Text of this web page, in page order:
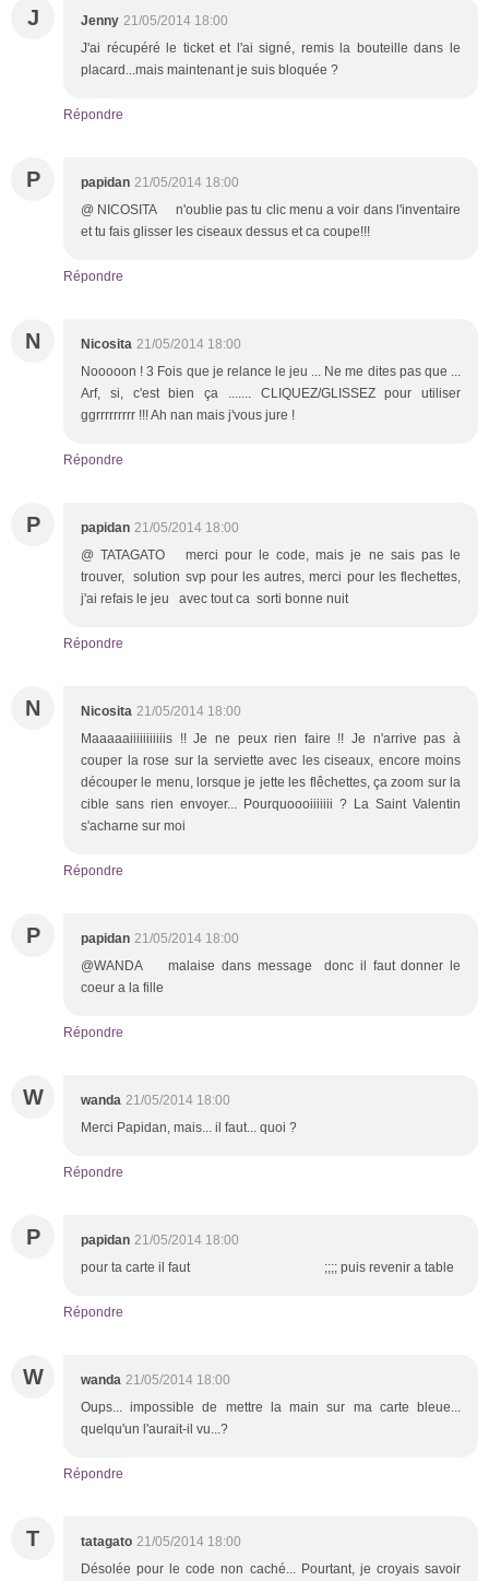
J Jenny 21/05/2014 18:00
J'ai récupéré le ticket et l'ai signé, remis la bouteille dans le
placard...mais maintenant je suis bloquée ?
Répondre
P papidan 21/05/2014 18:00
@ NICOSITA n'oublie pas tu clic menu a voir dans l'inventaire
et tu fais glisser les ciseaux dessus et ca coupe!!!
Répondre
N Nicosita 21/05/2014 18:00
Nooooon ! 3 Fois que je relance le jeu ... Ne me dites pas que ...
Arf, si, c'est bien ça ....... CLIQUEZ/GLISSEZ pour utiliser
ggrrrrrrrrr !!! Ah nan mais j'vous jure !
Répondre
P papidan 21/05/2014 18:00
@ TATAGATO merci pour le code, mais je ne sais pas le
trouver, solution svp pour les autres, merci pour les flechettes,
j'ai refais le jeu avec tout ca sorti bonne nuit
Répondre
N Nicosita 21/05/2014 18:00
Maaaaaiiiiiiiiiiis !! Je ne peux rien faire !! Je n'arrive pas à
couper la rose sur la serviette avec les ciseaux, encore moins
découper le menu, lorsque je jette les flêchettes, ça zoom sur la
cible sans rien envoyer... Pourquoooiiiiiii ? La Saint Valentin
s'acharne sur moi
Répondre
P papidan 21/05/2014 18:00
@WANDA malaise dans message donc il faut donner le
coeur a la fille
Répondre
W wanda 21/05/2014 18:00
Merci Papidan, mais... il faut... quoi ?
Répondre
P papidan 21/05/2014 18:00
pour ta carte il faut ;;;; puis revenir a table
Répondre
W wanda 21/05/2014 18:00
Oups... impossible de mettre la main sur ma carte bleue...
quelqu'un l'aurait-il vu...?
Répondre
T tatagato 21/05/2014 18:00
Désolée pour le code non caché... Pourtant, je croyais savoir